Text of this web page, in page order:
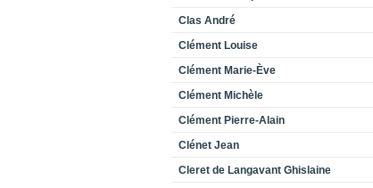
Clas André
Clément Louise
Clément Marie-Ève
Clément Michèle
Clément Pierre-Alain
Clénet Jean
Cleret de Langavant Ghislaine